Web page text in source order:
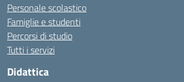
Personale scolastico
Famiglie e studenti
Percorsi di studio
Tutti i servizi
Didattica